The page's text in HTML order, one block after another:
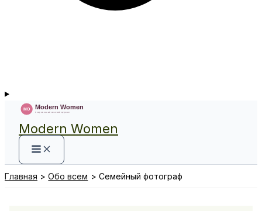
Modern Women
Главная Обо всем Семейный фотограф